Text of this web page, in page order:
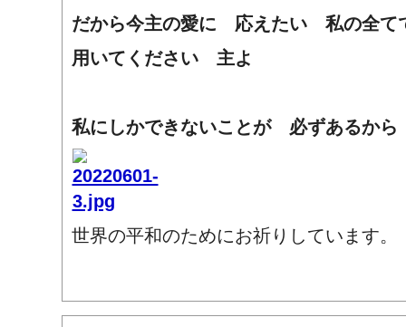
だから今主の愛に 応えたい 私の全て
用いてください 主よ
私にしかできないことが 必ずあるから
世界の平和のためにお祈りしています。